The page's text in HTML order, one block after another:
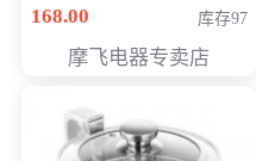
168.00 库存97
摩飞电器专卖店